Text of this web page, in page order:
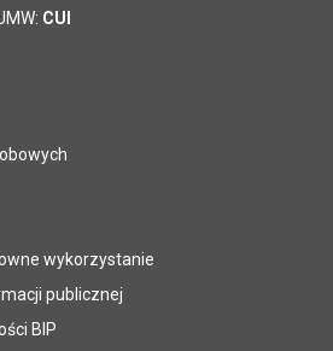
CUI
wykorzystanie
publicznej
BIP